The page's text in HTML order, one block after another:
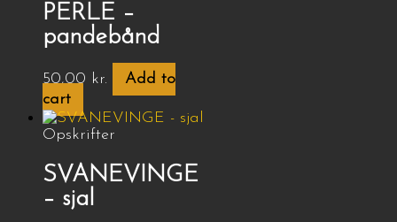
PERLE –
pandebånd
50,00 kr.
Add to
cart
Opskrifter
SVANEVINGE
– sjal